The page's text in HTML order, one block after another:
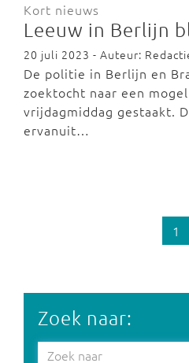
Kort nieuws
Leeuw in Berlijn
20 juli 2023 - Auteur:
De politie in Berlijn en
zoektocht naar een
vrijdagmiddag gestaakt.
ervanuit…
1
Zoek naar: